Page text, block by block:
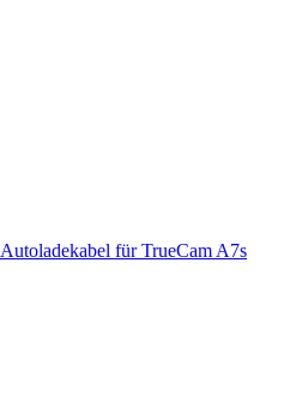
Autoladekabel für TrueCam A7s